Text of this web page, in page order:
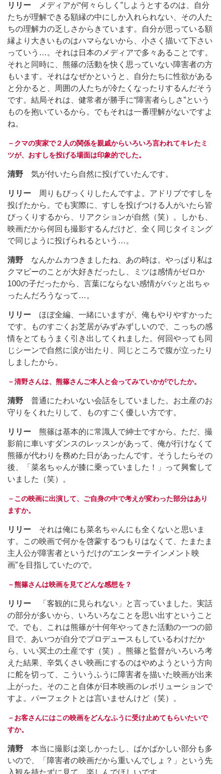
リリー メディアが“何々らしく”しようとするのは、自分
たちが理解できる額縁の中にしか入れられない、その人た
ちの理解力の乏しさからきています。自分が思っている額
縁より大きいものはハマらないから、小さく描いて下さい
っていう…。それは日本のメディアで多々あることです。
それと同時に、熊篠の活動を快く思っていない障害者の方
もいます。それはなぜかというと、自分たちに性欲がある
と分かると、周囲の人たちが冷たくなったりするんだそう
です。結局それは、健常者が勝手に“障害者らしさ”という
ものを抱いているから。でもそれは一番理解がないですよ
ね。
－クマの実家で２人の関係を親戚からいろいろ言われてキレたミ
ツが、おすしを投げる場面は印象的でした。
清野 気が付いたら自然に投げていたんです。
リリー 周りもびっくりしたんですよ。アドリブですしを
投げたから。でも実際に、すしを投げつける人がいたら皆
びっくりするから、リアクションが自然（笑）。しかも、
映画だから何回も撮影するんだけど、全く同じタイミング
で同じように投げられるという…。
清野 なんかムカつきましたね、あの時は。やっぱり私は
クマピーのことが大好きだったし、ミツは感情がゼロか
100の子だったから、言葉にならない感情がバッと出ちゃ
ったんだろうなって…。
リリー ほぼ全編、一緒にいますが、俺もやりやすかった
です。ものすごくお芝居がみずみずしいので、こっちの感
情をとてもうまく引き出してくれました。何回やっても同
じシーンで自然に涙が出たり、同じところで腹が立ったり
しましたから。
－清野さんは、熊篠さんご本人と会ってみていかがでしたか。
清野 普通にたわいない会話をしていました。お土産のお
守りをくれたりして、ものすごく優しい方です。
リリー 熊篠は基本的に常識人で紳士ですから。ただ、撮
影前に車いすダンスのレッスンがあって、俺が行けなくて
熊篠が代わりを務めた日があったんです。そうしたらその
後、「菜名ちゃんが膝に乗っていました！」って興奮して
いました（笑）。
－この映画に出演して、ご自身の中で考えが変わった部分はあり
ますか。
リリー それは俺にも菜名ちゃんにも全くないと思いま
す。この映画で何かを啓蒙するつもりはなくて、たまたま
主人公が障害者というだけの“エンターテインメント映
画”を目指していたので。
－熊篠さんは映画を見てどんな感想を？
リリー 「客観的に見られない」と言っていました。実話
の部分が多いから、いろいろなことを思い出すということ
で。でも、これは熊篠が十何年やってきた活動の一つの節
目で、あいつが自分でプロデュースもしているわけだか
ら、いい冥土の土産です（笑）。熊篠と監督がいろいろ考
えた結果、辛気くさい映画にするのはやめようという方向
に舵を切って、こういうふうに障害者を描いた映画が出来
上がった。そのこと自体が日本映画のレボリューションで
すよ。パーフェクトとは言いませんけど（笑）。
－お客さんにはこの映画をどんなふうに受け止めてもらいたいで
すか。
清野 本当に撮影は楽しかったし、ばかばかしい部分も多
いので、「障害者の映画だから重いんでしょ？」という先
入観を持たずに見て、楽しんでほしいです。